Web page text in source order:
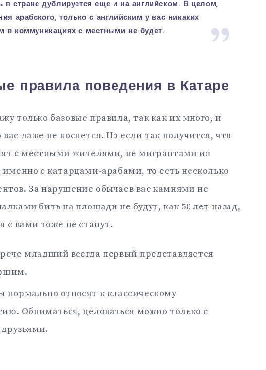
в стране дублируется еще и на английском. В целом,
арабского, только с английским у вас никаких
в коммуникациях с местными не будет.
правила поведения в Катаре
только базовые правила, так как их много, и
даже не коснется. Но если так получится, что
с местными жителями, не мигрантами из
с катарцами-арабами, то есть несколько
За нарушение обычаев вас камнями не
бить на площади не будут, как 50 лет назад,
с вами тоже не станут.
младший всегда первый представляется
нормально относят к классическому
Обниматься, целоваться можно только с